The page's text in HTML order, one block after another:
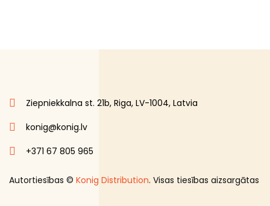
Ziepniekkalna st. 21b, Riga, LV-1004, Latvia
konig@konig.lv
+371 67 805 965
Autortiesības © Konig Distribution. Visas tiesības aizsargātas